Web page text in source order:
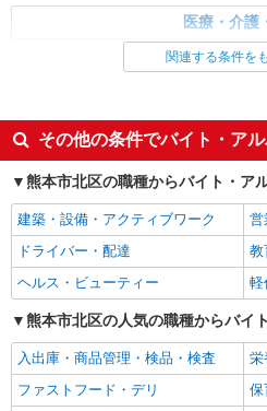
＜熊本市北区＞
通費全支給(ガソリ
熊本市北区
キープ
派遣社員
株式会社kotrio /●KM-H-2068626
熊本市北区のデ
ロで趣味も満喫
時給1450円〜
通費全支給(ガソ
医療・介護
未経験歓迎
週2～3日勤務OK
深
交通費支給
関連する条件を
その他の条件でバイト・ア
熊本市北区の職種からバイト・ア
建築・設備・アクティブワーク
営
ドライバー・配達
教
ヘルス・ビューティー
軽
熊本市北区の人気の職種からバイ
入出庫・商品管理・検品・検査
栄
ファストフード・デリ
保